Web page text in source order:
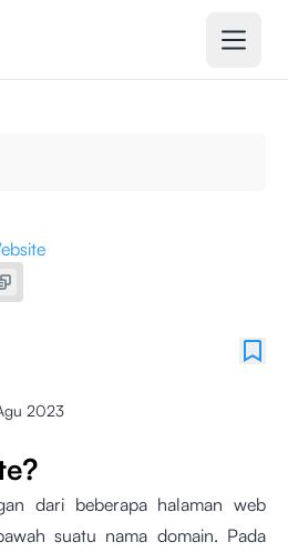
2023
dari beberapa halaman web
suatu nama domain. Pada